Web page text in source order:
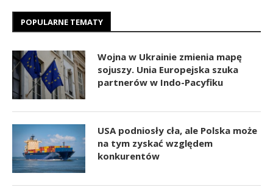
POPULARNE TEMATY
Wojna w Ukrainie zmienia mapę
sojuszy. Unia Europejska szuka
partnerów w Indo-Pacyfiku
USA podniosły cła, ale Polska może
na tym zyskać względem
konkurentów